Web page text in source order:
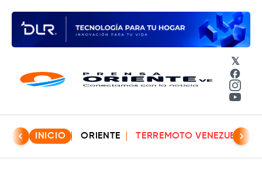
𝕏
INICIO ORIENTE TERREMOTO VENEZUELA